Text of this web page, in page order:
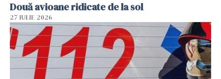
Două avioane ridicate de la sol
27 IULIE 2026